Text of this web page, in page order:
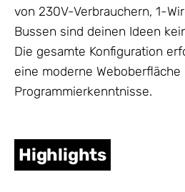
von 230V-Verbrauchern, 1-
Bussen sind deinen Ideen
Die gesamte Konfiguration
eine moderne Weboberfläche
Programmierkenntnisse.
Highlights